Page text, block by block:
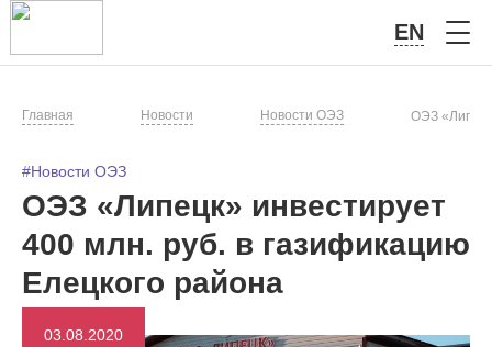
EN
Главная Новости Новости ОЭЗ ОЭЗ
#Новости ОЭЗ
ОЭЗ «Липецк» инвестирует
400 млн. руб. в газификацию
Елецкого района
03.08.2020